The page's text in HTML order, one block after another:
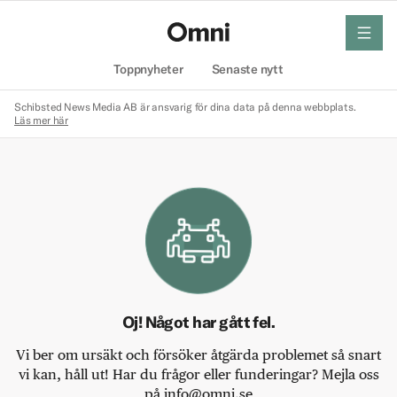
Toppnyheter Senaste nytt
meny
Schibsted News Media AB är ansvarig för dina data på denna webbplats.
Läs mer här
Oj! Något har gått fel.
Vi ber om ursäkt och försöker åtgärda problemet så snart
vi kan, håll ut! Har du frågor eller funderingar? Mejla oss